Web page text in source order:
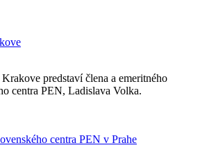
predstaví člena a emeritného
centra PEN, Ladislava Volka.
centra PEN v Prahe